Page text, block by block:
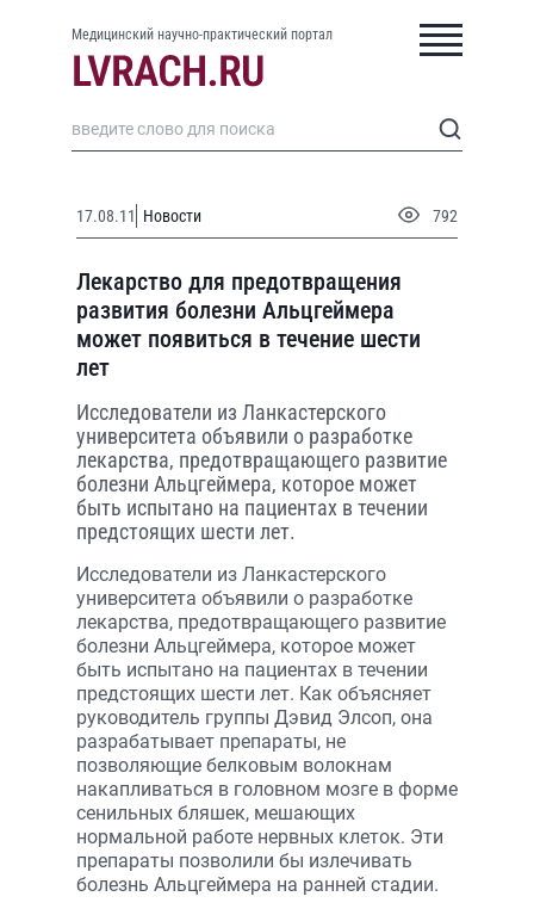
Медицинский научно-практический портал
17.08.11 Новости 792
Лекарство для предотвращения
развития болезни Альцгеймера
может появиться в течение шести
лет
Исследователи из Ланкастерского
университета объявили о разработке
лекарства, предотвращающего развитие
болезни Альцгеймера, которое может
быть испытано на пациентах в течении
предстоящих шести лет.
Исследователи из Ланкастерского
университета объявили о разработке
лекарства, предотвращающего развитие
болезни Альцгеймера, которое может
быть испытано на пациентах в течении
предстоящих шести лет. Как объясняет
руководитель группы Дэвид Элсоп, она
разрабатывает препараты, не
позволяющие белковым волокнам
накапливаться в головном мозге в форме
сенильных бляшек, мешающих
нормальной работе нервных клеток. Эти
препараты позволили бы излечивать
болезнь Альцгеймера на ранней стадии.